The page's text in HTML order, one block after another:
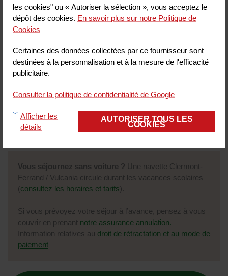
les cookies" ou « Autoriser la sélection », vous acceptez le
dépôt des cookies. En savoir plus sur notre Politique de
Cookies
Certaines des données collectées par ce fournisseur sont
destinées à la personnalisation et à la mesure de l'efficacité
publicitaire.
Consulter la politique de confidentialité de Google
AUTORISER TOUS LES
COOKIES
Afficher les
détails
CHOISISSEZ LA DATE DE VISITE À
VULCANIA
*Sous réserve de disponibilité.
Vous séjournez sans voiture ? Une navette Clermont-
Ferrand / Vulcania circule durant les vacances scolaires
(consultez les horaires et tarifs).
Si vous prévoyez votre séjour à l’avance, pensez à vous
couvrir en prenant notre assurance annulation.
Information relatives au droit de rétractation et au mode de
paiement